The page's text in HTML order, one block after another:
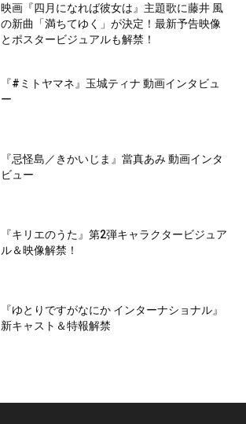
映画『四月になれば彼女は』主題歌に藤井 風
の新曲「満ちてゆく」が決定！最新予告映像
とポスタービジュアルも解禁！
『#ミトヤマネ』玉城ティナ 動画インタビュ
ー
『忌怪島／きかいじま』當真あみ 動画インタ
ビュー
『キリエのうた』第2弾キャラクタービジュア
ル＆映像解禁！
『ゆとりですがなにか インターナショナル』
新キャスト＆特報解禁